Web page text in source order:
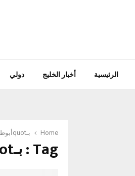
الرئيسية أخبار الخليج دولي
Home بـquotأبوظبي
Tag : بـquotأبوظبي